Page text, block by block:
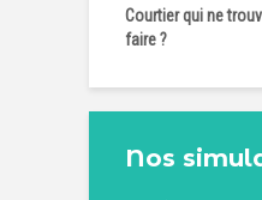
Courtier qui ne
faire ?
Nos